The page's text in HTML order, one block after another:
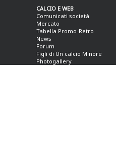
CALCIO E WEB
Comunicati società
Mercato
Tabella Promo-Retro
News
Forum
Figli di Un calcio Minore
Photogallery